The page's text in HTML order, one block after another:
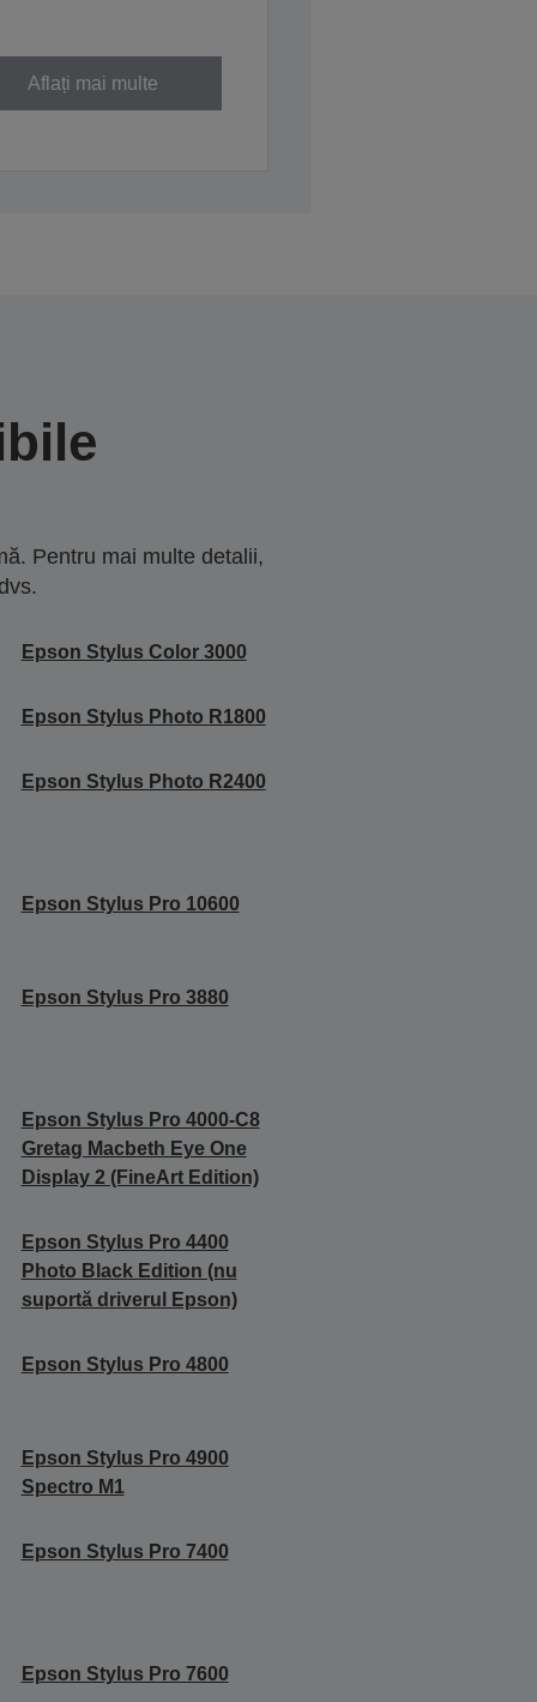
Aflați mai multe
Pentru mai multe detalii,
Epson Stylus Color 3000
Epson Stylus Photo R1800
Epson Stylus Photo R2400
Epson Stylus Pro 10600
Epson Stylus Pro 3880
Epson Stylus Pro 4000-C8
Gretag Macbeth Eye One
Display 2 (FineArt Edition)
Epson Stylus Pro 4400
Photo Black Edition (nu
suportă driverul Epson)
Epson Stylus Pro 4800
Epson Stylus Pro 4900
Spectro M1
Epson Stylus Pro 7400
Epson Stylus Pro 7600